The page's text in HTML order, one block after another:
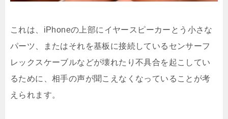
これは、iPhoneの上部にイヤースピーカーとう小さな
パーツ、またはそれを基板に接続しているセンサーフ
レックスケーブルなどが壊れたり不具合を起こしてい
るために、相手の声が聞こえなくなっていることが考
えられます。